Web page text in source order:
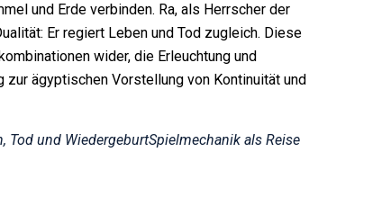
und Erde verbinden. Ra, als Herrscher der
Er regiert Leben und Tod zugleich. Diese
wider, die Erleuchtung und
zur ägyptischen Vorstellung von Kontinuität und
Tod und WiedergeburtSpielmechanik als Reise